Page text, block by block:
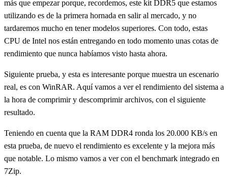
más que empezar porque, recordemos, este kit DDR5 que estamos
utilizando es de la primera hornada en salir al mercado, y no
tardaremos mucho en tener modelos superiores. Con todo, estas
CPU de Intel nos están entregando en todo momento unas cotas de
rendimiento que nunca habíamos visto hasta ahora.
Siguiente prueba, y esta es interesante porque muestra un escenario
real, es con WinRAR. Aquí vamos a ver el rendimiento del sistema a
la hora de comprimir y descomprimir archivos, con el siguiente
resultado.
Teniendo en cuenta que la RAM DDR4 ronda los 20.000 KB/s en
esta prueba, de nuevo el rendimiento es excelente y la mejora más
que notable. Lo mismo vamos a ver con el benchmark integrado en
7Zip.